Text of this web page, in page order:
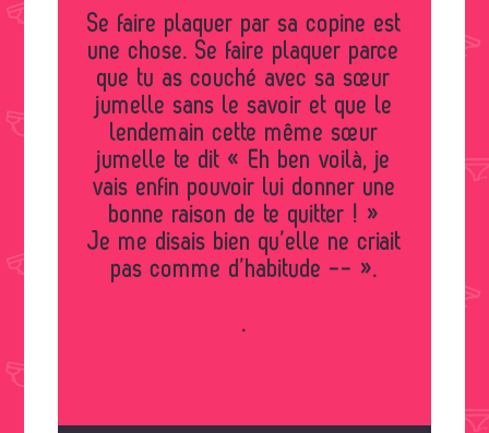
Se faire plaquer par sa copine est
une chose. Se faire plaquer parce
que tu as couché avec sa sœur
jumelle sans le savoir et que le
lendemain cette même sœur
jumelle te dit « Eh ben voilà, je
vais enfin pouvoir lui donner une
bonne raison de te quitter ! »
Je me disais bien qu’elle ne criait
pas comme d’habitude -- ».
.